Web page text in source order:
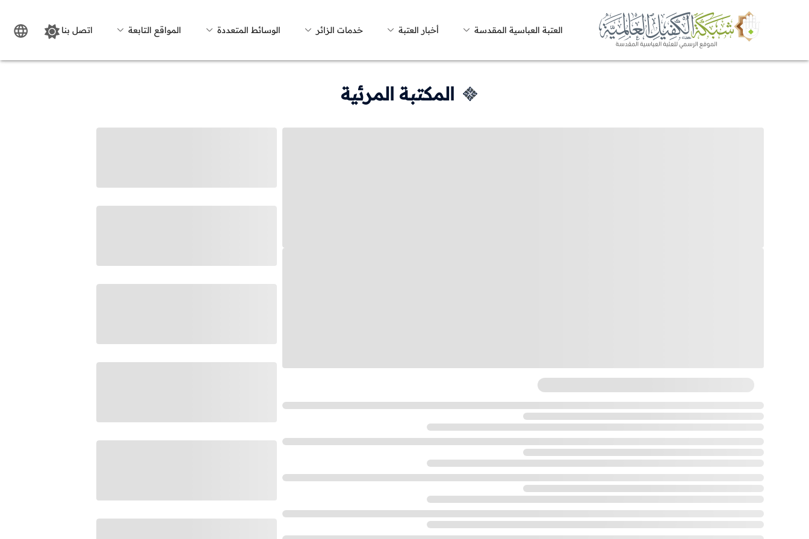
العتبة العباسية المقدسة أخبار العتبة خدمات الزائر الوسائط المتعددة المواقع التابعة اتصل بنا
المكتبة المرئية